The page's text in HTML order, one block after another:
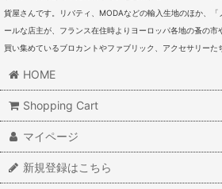
貨屋さんです。リバティ、MODAなどの輸入生地のほか、
ールな店主が、フランス在住時よりヨーロッパ各地の蚤の
買い集めているブロカントやファブリック、アクセサリーた
HOME
Shopping Cart
マイページ
新規登録はこちら